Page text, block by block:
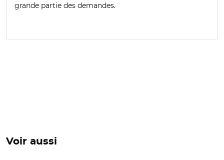
grande partie des demandes.
Voir aussi